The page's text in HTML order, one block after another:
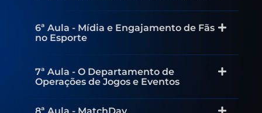
6ª Aula - Mídia e Engajamento de Fãs
no Esporte
7ª Aula - O Departamento de
Operações de Jogos e Eventos